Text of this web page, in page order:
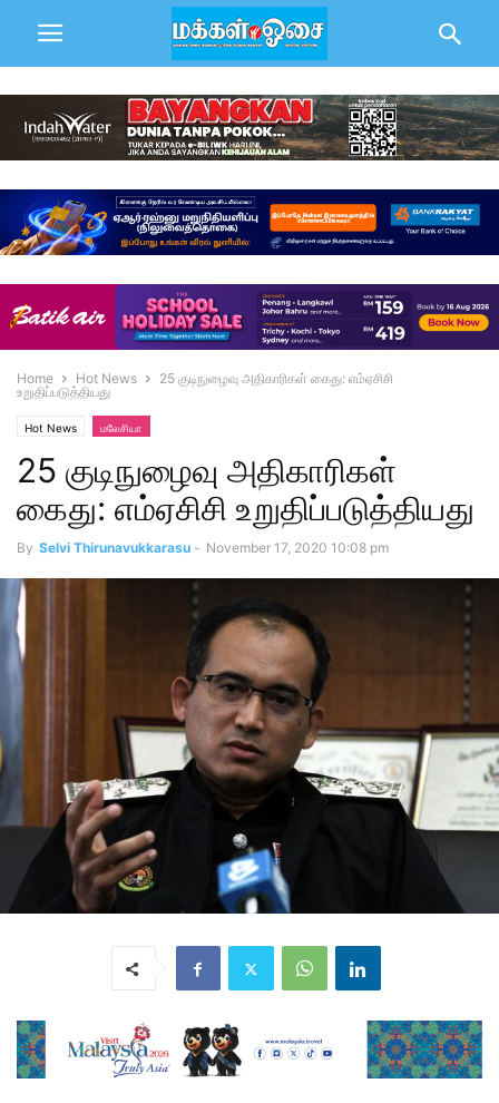
Home Hot News
25 குடிநுழைவு அதிகாரிகள் கைது: எம்ஏசிசி
உறுதிப்படுத்தியது
Hot News மலேசியா
25 குடிநுழைவு அதிகாரிகள்
கைது: எம்ஏசிசி உறுதிப்படுத்தியது
By Selvi Thirunavukkarasu - November 17, 2020 10:08 pm